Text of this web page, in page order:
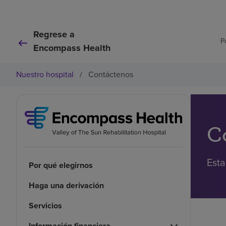
Regrese a
Encompass Health
Nuestro hospital / Contáctenos
Por qué elegirnos
Haga una derivación
Servicios